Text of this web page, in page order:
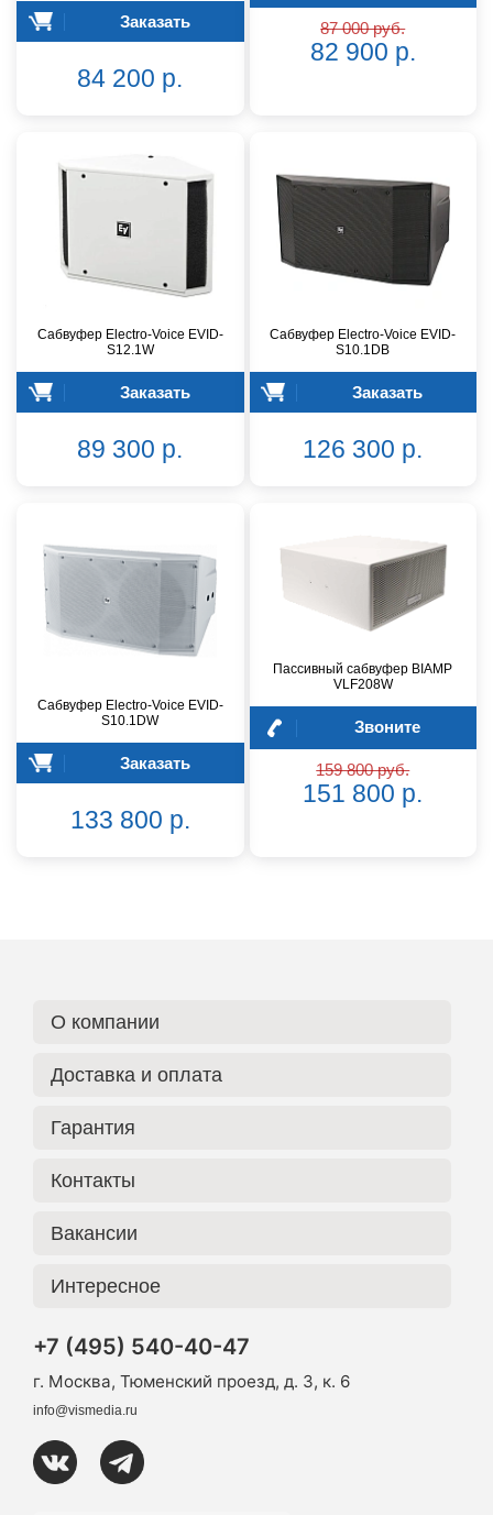
Заказать
84 200 р.
87 000 руб.
82 900 р.
Сабвуфер Electro-Voice EVID-
S12.1W
Заказать
89 300 р.
Сабвуфер Electro-Voice EVID-
S10.1DB
Заказать
126 300 р.
Сабвуфер Electro-Voice EVID-
S10.1DW
Заказать
133 800 р.
Пассивный сабвуфер BIAMP
VLF208W
Звоните
159 800 руб.
151 800 р.
О компании
Доставка и оплата
Гарантия
Контакты
Вакансии
Интересное
+7 (495) 540-40-47
г. Москва, Тюменский проезд, д. 3, к. 6
info@vismedia.ru